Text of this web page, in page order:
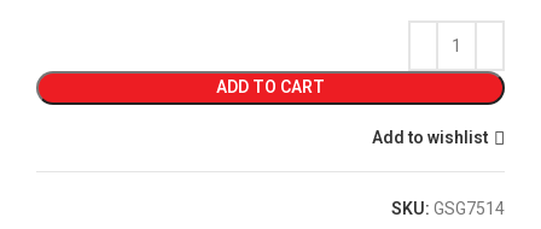
ADD TO CART
Add to wishlist
SKU:GSG7514